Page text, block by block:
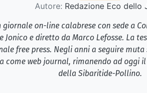
Autore: Redazione Eco dello
on-line calabrese con sede a
Jonico e diretto da Marco Lefosse. La
free press. Negli anni a seguire
come web journal, rimanendo ad oggi
della Sibaritide-Pollino.